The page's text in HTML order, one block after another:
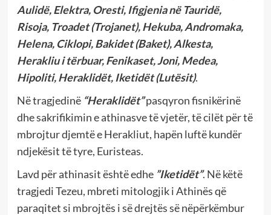
Aulidë, Elektra, Oresti, Ifigjenia në Tauridë,
Risoja, Troadet (Trojanet), Hekuba, Andromaka,
Helena, Ciklopi, Bakidet (Baket), Alkesta,
Herakliu i tërbuar, Fenikaset, Joni, Medea,
Hipoliti, Heraklidët, Iketidët (Lutësit).
Në tragjedinë “Heraklidët”pasqyron fisnikërinë
dhe sakrifikimin e athinasve të vjetër, të cilët për të
mbrojtur djemtë e Herakliut, hapën luftë kundër
ndjekësit të tyre, Euristeas.
Lavd për athinasit është edhe ”Iketidët”. Në këtë
tragjedi Tezeu, mbreti mitologjik i Athinës që
paraqitet si mbrojtës i së drejtës së nëpërkëmbur